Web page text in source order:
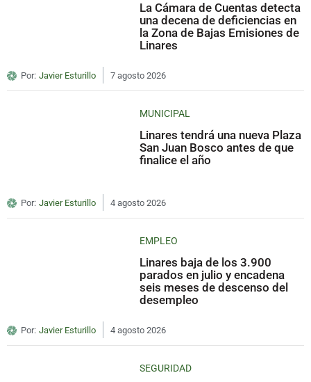
La Cámara de Cuentas detecta
una decena de deficiencias en
la Zona de Bajas Emisiones de
Linares
Por: Javier Esturillo 7 agosto 2026
MUNICIPAL
Linares tendrá una nueva Plaza
San Juan Bosco antes de que
finalice el año
Por: Javier Esturillo 4 agosto 2026
EMPLEO
Linares baja de los 3.900
parados en julio y encadena
seis meses de descenso del
desempleo
Por: Javier Esturillo 4 agosto 2026
SEGURIDAD